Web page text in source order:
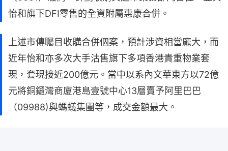
怡和旗下DFI零售的全資附屬惠康合併。
上述市傳矚目收購合併個案，預計涉資相當龐大，而
近年怡和亦多次大手沽售旗下多項香港貴重物業套
現，套現接近200億元。當中以系內文華東方以72億
元將銅鑼灣商廈港島壹號中心13層賣予阿里巴巴
（09988)與螞蟻集團等，成交金額最大。